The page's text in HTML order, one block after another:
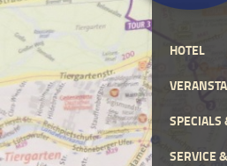
HOTEL
SPECIALS
SERVICE